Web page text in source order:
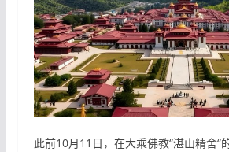
此前10月11日，在大乘佛教“湛山精舍“